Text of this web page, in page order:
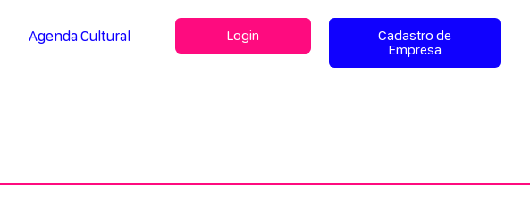
Agenda Cultural Login
Cadastro de
Empresa